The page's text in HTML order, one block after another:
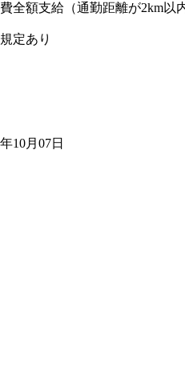
全額支給（通勤距離が2km以
定あり
10月07日